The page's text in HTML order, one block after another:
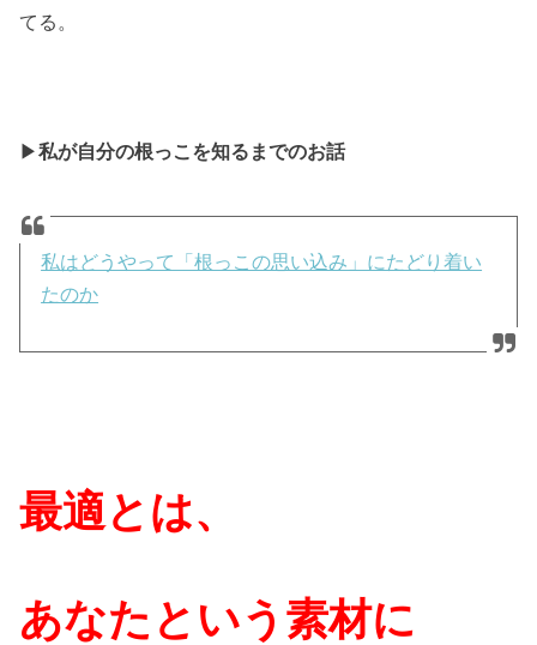
てる。
▶私が自分の根っこを知るまでのお話
私はどうやって「根っこの思い込み」にたどり着い
たのか
最適とは、
あなたという素材に